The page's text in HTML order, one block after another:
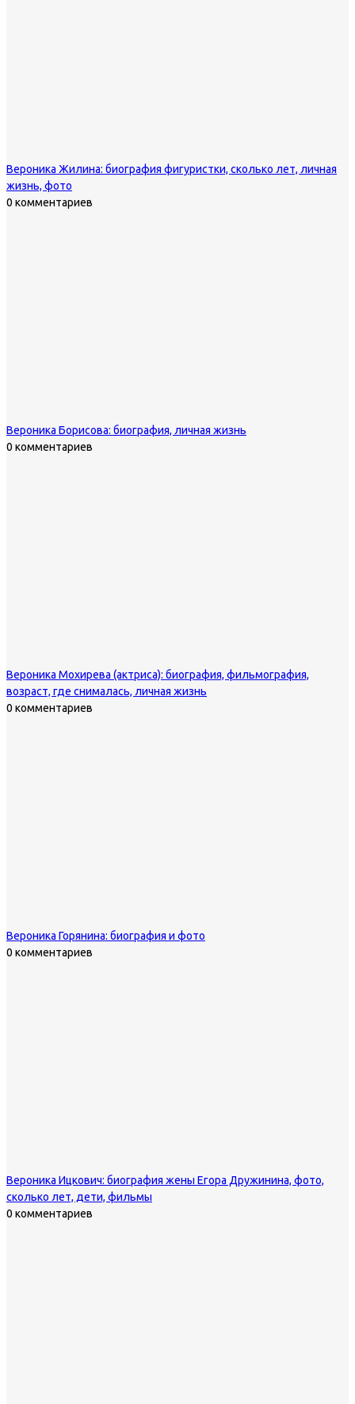
Вероника Жилина: биография фигуристки, сколько лет, личная
жизнь, фото
0 комментариев
Вероника Борисова: биография, личная жизнь
0 комментариев
Вероника Мохирева (актриса): биография, фильмография,
возраст, где снималась, личная жизнь
0 комментариев
Вероника Горянина: биография и фото
0 комментариев
Вероника Ицкович: биография жены Егора Дружинина, фото,
сколько лет, дети, фильмы
0 комментариев